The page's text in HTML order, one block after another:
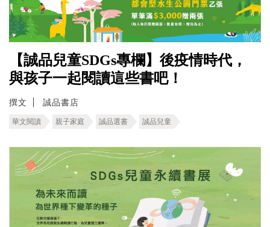
【誠品兒童SDGs專欄】後疫情時代，
與孩子一起閱讀這些書吧！
撰文 誠品書店
華文閱讀 親子家庭 誠品選書 誠品兒童